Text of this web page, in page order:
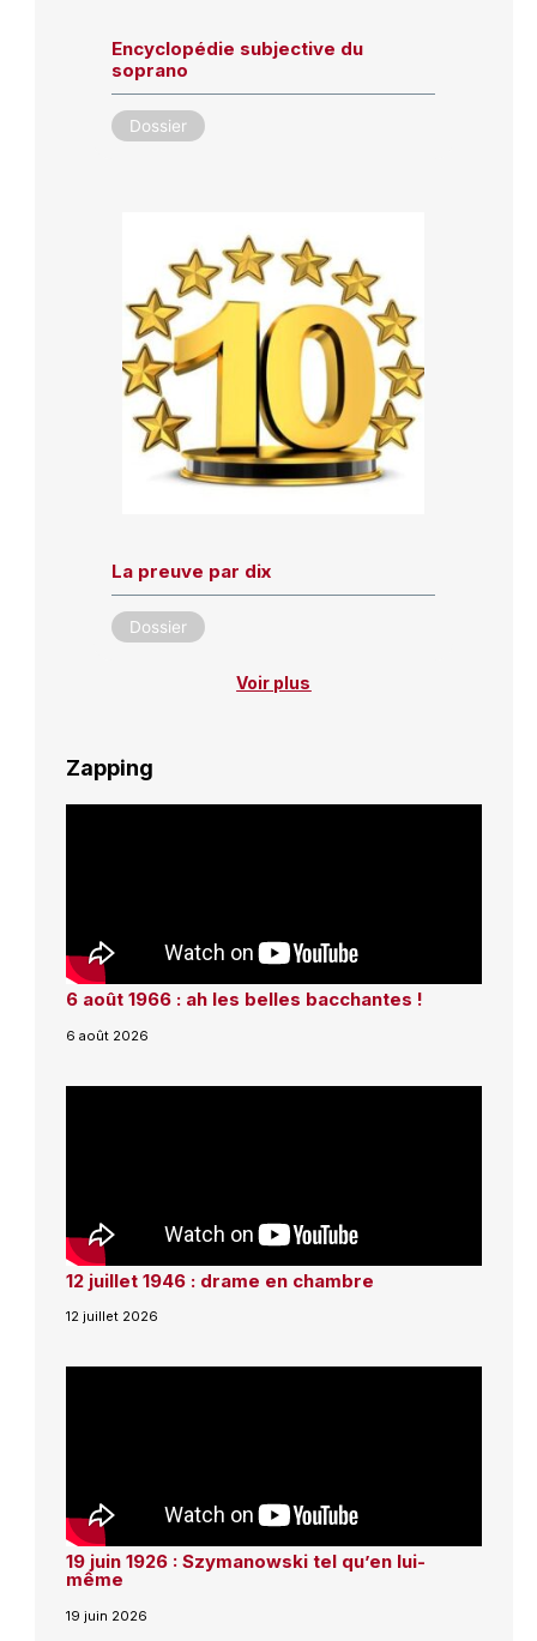
Encyclopédie subjective du
soprano
Dossier
La preuve par dix
Dossier
Voir plus
Zapping
6 août 1966 : ah les belles bacchantes !
6 août 2026
12 juillet 1946 : drame en chambre
12 juillet 2026
19 juin 1926 : Szymanowski tel qu’en lui-
même
19 juin 2026